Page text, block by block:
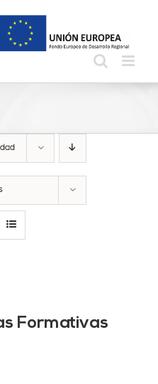
Formativas